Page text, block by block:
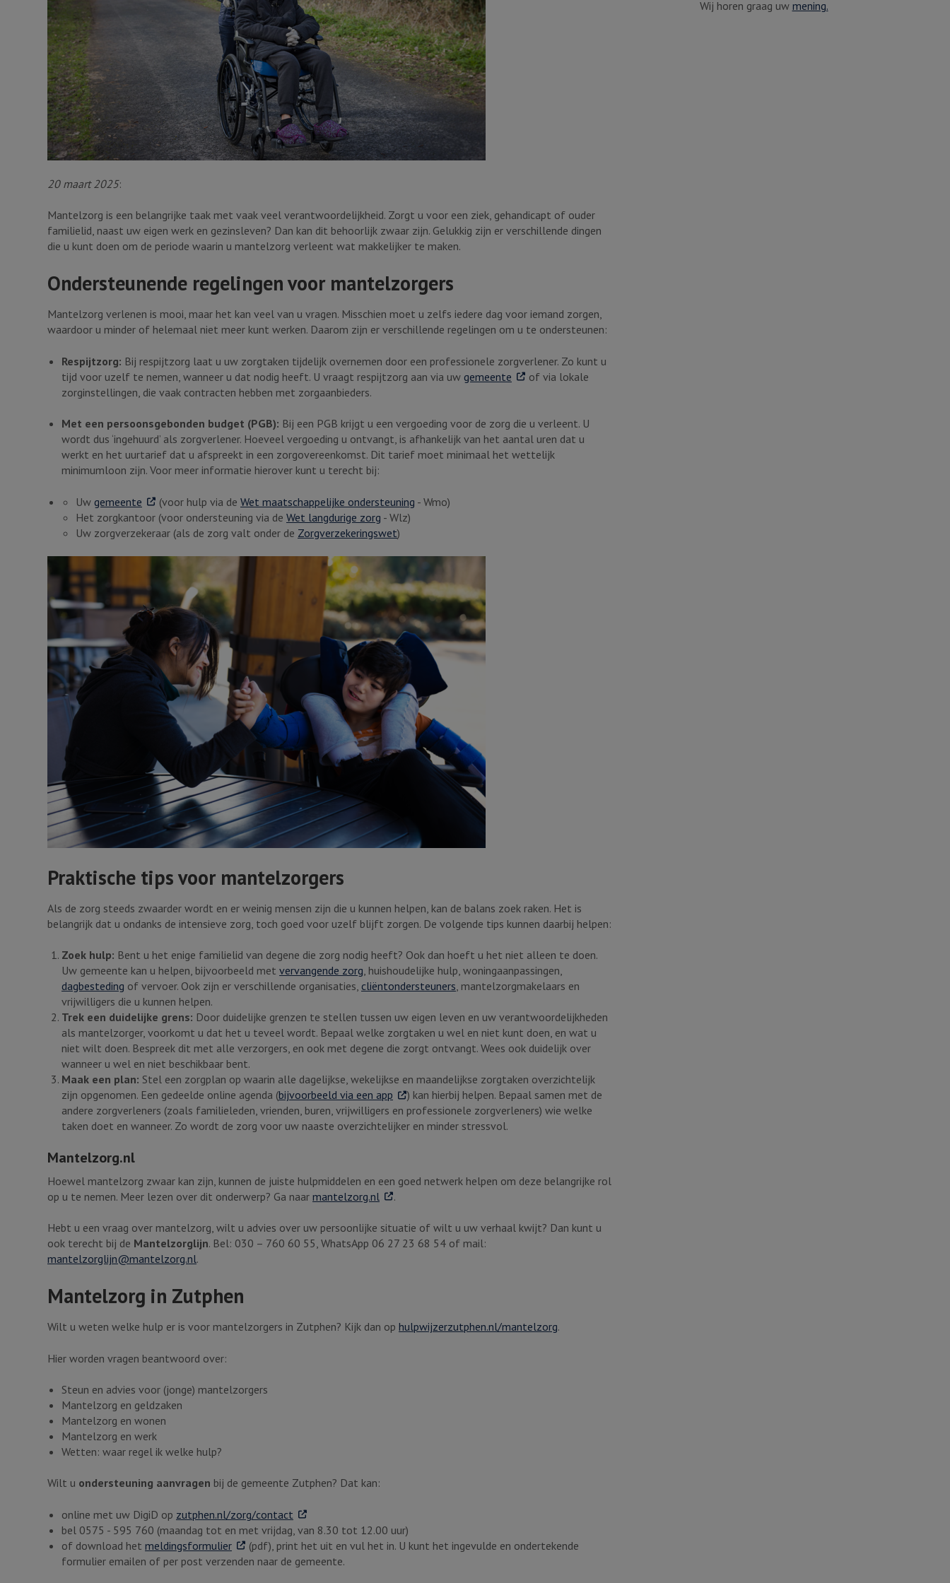
20 maart 2025:
Mantelzorg is een belangrijke taak met vaak veel verantwoordelijkheid. Zorgt u voor een ziek, gehandicapt of ouder
familielid, naast uw eigen werk en gezinsleven? Dan kan dit behoorlijk zwaar zijn. Gelukkig zijn er verschillende dingen
die u kunt doen om de periode waarin u mantelzorg verleent wat makkelijker te maken.
Ondersteunende regelingen voor mantelzorgers
Mantelzorg verlenen is mooi, maar het kan veel van u vragen. Misschien moet u zelfs iedere dag voor iemand zorgen,
waardoor u minder of helemaal niet meer kunt werken. Daarom zijn er verschillende regelingen om u te ondersteunen:
Respijtzorg: Bij respijtzorg laat u uw zorgtaken tijdelijk overnemen door een professionele zorgverlener. Zo kunt u
tijd voor uzelf te nemen, wanneer u dat nodig heeft. U vraagt respijtzorg aan via uw gemeente . Externe link
of via lokale
zorginstellingen, die vaak contracten hebben met zorgaanbieders.
Met een persoonsgebonden budget (PGB): Bij een PGB krijgt u een vergoeding voor de zorg die u verleent. U
wordt dus ‘ingehuurd’ als zorgverlener. Hoeveel vergoeding u ontvangt, is afhankelijk van het aantal uren dat u
werkt en het uurtarief dat u afspreekt in een zorgovereenkomst. Dit tarief moet minimaal het wettelijk
minimumloon zijn. Voor meer informatie hierover kunt u terecht bij:
Uw gemeente . Externe link
(voor hulp via de Wet maatschappelijke ondersteuning - Wmo)
Het zorgkantoor (voor ondersteuning via de Wet langdurige zorg - Wlz)
Uw zorgverzekeraar (als de zorg valt onder de Zorgverzekeringswet)
Praktische tips voor mantelzorgers
Als de zorg steeds zwaarder wordt en er weinig mensen zijn die u kunnen helpen, kan de balans zoek raken. Het is
belangrijk dat u ondanks de intensieve zorg, toch goed voor uzelf blijft zorgen. De volgende tips kunnen daarbij helpen:
Zoek hulp: Bent u het enige familielid van degene die zorg nodig heeft? Ook dan hoeft u het niet alleen te doen.
Uw gemeente kan u helpen, bijvoorbeeld met vervangende zorg, huishoudelijke hulp, woningaanpassingen,
dagbesteding of vervoer. Ook zijn er verschillende organisaties, cliëntondersteuners, mantelzorgmakelaars en
vrijwilligers die u kunnen helpen.
Trek een duidelijke grens: Door duidelijke grenzen te stellen tussen uw eigen leven en uw verantwoordelijkheden
als mantelzorger, voorkomt u dat het u teveel wordt. Bepaal welke zorgtaken u wel en niet kunt doen, en wat u
niet wilt doen. Bespreek dit met alle verzorgers, en ook met degene die zorgt ontvangt. Wees ook duidelijk over
wanneer u wel en niet beschikbaar bent.
Maak een plan: Stel een zorgplan op waarin alle dagelijkse, wekelijkse en maandelijkse zorgtaken overzichtelijk
zijn opgenomen. Een gedeelde online agenda (bijvoorbeeld via een app . Externe link
) kan hierbij helpen. Bepaal samen met de
andere zorgverleners (zoals familieleden, vrienden, buren, vrijwilligers en professionele zorgverleners) wie welke
taken doet en wanneer. Zo wordt de zorg voor uw naaste overzichtelijker en minder stressvol.
Mantelzorg.nl
Hoewel mantelzorg zwaar kan zijn, kunnen de juiste hulpmiddelen en een goed netwerk helpen om deze belangrijke rol
op u te nemen. Meer lezen over dit onderwerp? Ga naar mantelzorg.nl . Externe link
.
Hebt u een vraag over mantelzorg, wilt u advies over uw persoonlijke situatie of wilt u uw verhaal kwijt? Dan kunt u
ook terecht bij de Mantelzorglijn. Bel: 030 – 760 60 55, WhatsApp 06 27 23 68 54 of mail:
mantelzorglijn@mantelzorg.nl.
Mantelzorg in Zutphen
Wilt u weten welke hulp er is voor mantelzorgers in Zutphen? Kijk dan op hulpwijzerzutphen.nl/mantelzorg.
Hier worden vragen beantwoord over:
Steun en advies voor (jonge) mantelzorgers
Mantelzorg en geldzaken
Mantelzorg en wonen
Mantelzorg en werk
Wetten: waar regel ik welke hulp?
Wilt u ondersteuning aanvragen bij de gemeente Zutphen? Dat kan:
online met uw DigiD op zutphen.nl/zorg/contact . Externe link
bel 0575 - 595 760 (maandag tot en met vrijdag, van 8.30 tot 12.00 uur)
of download het meldingsformulier. Externe link
(pdf), print het uit en vul het in. U kunt het ingevulde en ondertekende
formulier emailen of per post verzenden naar de gemeente.
Wij horen graag uw mening.